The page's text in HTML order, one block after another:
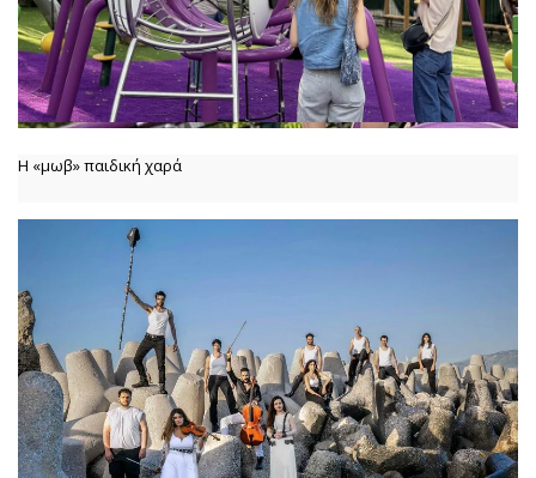
Η «μωβ» παιδική χαρά